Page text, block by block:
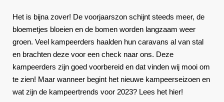
Het is bijna zover! De voorjaarszon schijnt steeds meer, de
bloemetjes bloeien en de bomen worden langzaam weer
groen. Veel kampeerders haalden hun caravans al van stal
en brachten deze voor een check naar ons. Deze
kampeerders zijn goed voorbereid en dat vinden wij mooi om
te zien! Maar wanneer begint het nieuwe kampeerseizoen en
wat zijn de kampeertrends voor 2023? Lees het hier!